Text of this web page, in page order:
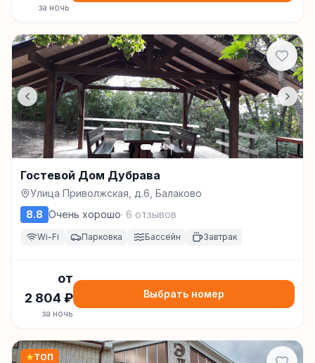
за ночь
Гостевой Дом Дубрава
Улица Приволжская, д.6, Балаково
8.8 Очень хорошо· 6 отзывов
Wi-Fi Парковка Бассейн Завтрак
от
2 804 ₽
за ночь
Выбрать номер
★ТОП